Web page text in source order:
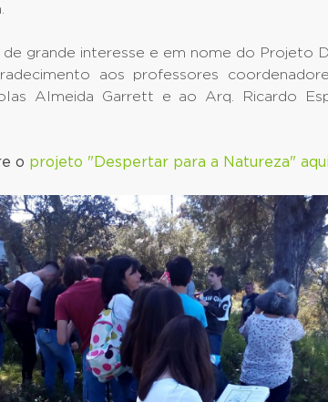
grande interesse e em nome do Projeto
aos professores
Almeida Garrett e ao Arq. Ricardo
o projeto "Despertar para a Natureza"